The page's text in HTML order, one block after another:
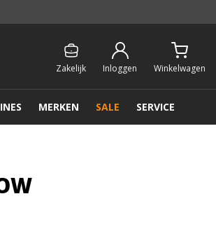
Zakelijk Inloggen Winkelwagen
MERKEN SALE SERVICE